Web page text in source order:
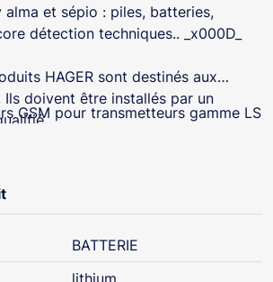
alma et sépio : piles, batteries,
détection techniques.. _x000D_
HAGER sont destinés aux
Ils doivent être installés par un
GSM pour transmetteurs gamme LS
BATTERIE
lithium